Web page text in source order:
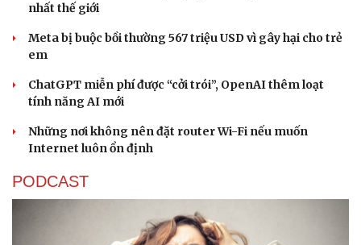
nhất thế giới
Meta bị buộc bồi thường 567 triệu USD vì gây hại cho trẻ
em
ChatGPT miễn phí được “cởi trói”, OpenAI thêm loạt
tính năng AI mới
Những nơi không nên đặt router Wi-Fi nếu muốn
Internet luôn ổn định
PODCAST